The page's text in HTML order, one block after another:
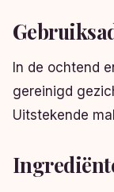
In de ochtend
gereinigd
Uitstekende